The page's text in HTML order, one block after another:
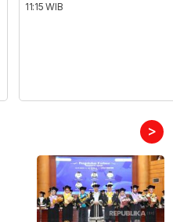
11:15 WIB
>